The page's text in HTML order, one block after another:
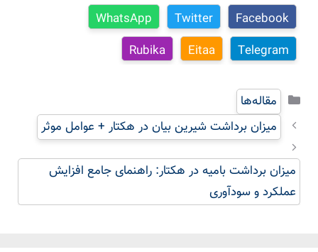
Facebook
Twitter
WhatsApp
Telegram
Eitaa
Rubika
دسته‌ها
مقاله‌ها
میزان برداشت شیرین بیان در هکتار + عوامل موثر
میزان برداشت بامیه در هکتار: راهنمای جامع افزایش
عملکرد و سودآوری